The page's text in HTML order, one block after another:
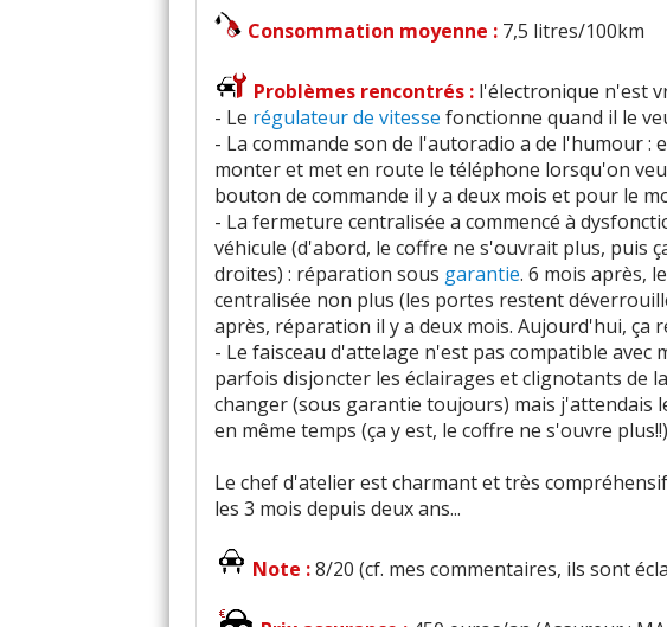
Consommation moyenne : 7,5 litres/100km
Problèmes rencontrés : l'électronique n'est
- Le régulateur de vitesse fonctionne quand il le
- La commande son de l'autoradio a de l'humour :
monter et met en route le téléphone lorsqu'on
bouton de commande il y a deux mois et pour le
- La fermeture centralisée a commencé à
véhicule (d'abord, le coffre ne s'ouvrait plus, puis
droites) : réparation sous garantie. 6 mois après,
centralisée non plus (les portes restent
après, réparation il y a deux mois. Aujourd'hui, ça
- Le faisceau d'attelage n'est pas compatible
parfois disjoncter les éclairages et clignotants de
changer (sous garantie toujours) mais
en même temps (ça y est, le coffre ne s'ouvre plus!!)
Le chef d'atelier est charmant et très
les 3 mois depuis deux ans...
Note :8/20 (cf. mes commentaires, ils sont